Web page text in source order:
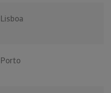
Lisboa
Porto